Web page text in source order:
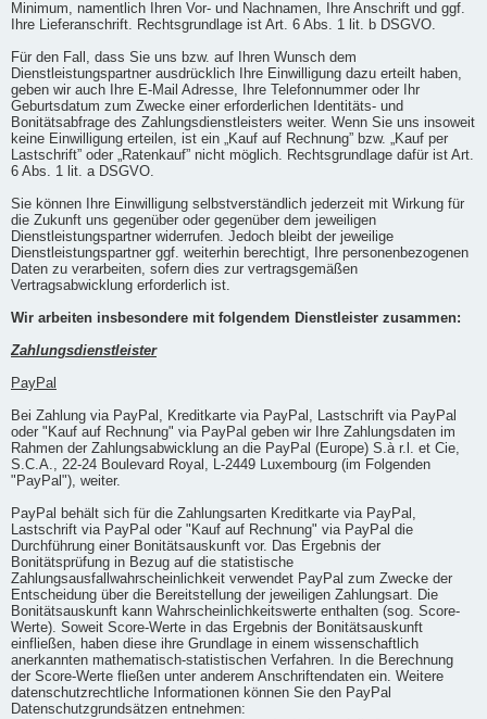
Minimum, namentlich Ihren Vor- und Nachnamen, Ihre Anschrift und ggf.
Ihre Lieferanschrift. Rechtsgrundlage ist Art. 6 Abs. 1 lit. b DSGVO.
Für den Fall, dass Sie uns bzw. auf Ihren Wunsch dem
Dienstleistungspartner ausdrücklich Ihre Einwilligung dazu erteilt haben,
geben wir auch Ihre E-Mail Adresse, Ihre Telefonnummer oder Ihr
Geburtsdatum zum Zwecke einer erforderlichen Identitäts- und
Bonitätsabfrage des Zahlungsdienstleisters weiter. Wenn Sie uns insoweit
keine Einwilligung erteilen, ist ein „Kauf auf Rechnung” bzw. „Kauf per
Lastschrift” oder „Ratenkauf” nicht möglich. Rechtsgrundlage dafür ist Art.
6 Abs. 1 lit. a DSGVO.
Sie können Ihre Einwilligung selbstverständlich jederzeit mit Wirkung für
die Zukunft uns gegenüber oder gegenüber dem jeweiligen
Dienstleistungspartner widerrufen. Jedoch bleibt der jeweilige
Dienstleistungspartner ggf. weiterhin berechtigt, Ihre personenbezogenen
Daten zu verarbeiten, sofern dies zur vertragsgemäßen
Vertragsabwicklung erforderlich ist.
Wir arbeiten insbesondere mit folgendem Dienstleister zusammen:
Zahlungsdienstleister
PayPal
Bei Zahlung via PayPal, Kreditkarte via PayPal, Lastschrift via PayPal
oder "Kauf auf Rechnung" via PayPal geben wir Ihre Zahlungsdaten im
Rahmen der Zahlungsabwicklung an die PayPal (Europe) S.à r.l. et Cie,
S.C.A., 22-24 Boulevard Royal, L-2449 Luxembourg (im Folgenden
"PayPal"), weiter.
PayPal behält sich für die Zahlungsarten Kreditkarte via PayPal,
Lastschrift via PayPal oder "Kauf auf Rechnung" via PayPal die
Durchführung einer Bonitätsauskunft vor. Das Ergebnis der
Bonitätsprüfung in Bezug auf die statistische
Zahlungsausfallwahrscheinlichkeit verwendet PayPal zum Zwecke der
Entscheidung über die Bereitstellung der jeweiligen Zahlungsart. Die
Bonitätsauskunft kann Wahrscheinlichkeitswerte enthalten (sog. Score-
Werte). Soweit Score-Werte in das Ergebnis der Bonitätsauskunft
einfließen, haben diese ihre Grundlage in einem wissenschaftlich
anerkannten mathematisch-statistischen Verfahren. In die Berechnung
der Score-Werte fließen unter anderem Anschriftendaten ein. Weitere
datenschutzrechtliche Informationen können Sie den PayPal
Datenschutzgrundsätzen entnehmen: